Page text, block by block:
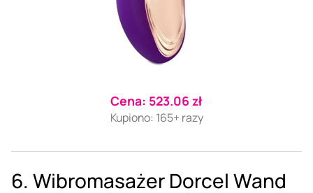
Cena: 523.06 zł
Kupiono: 165+ razy
6. Wibromasażer Dorcel Wand